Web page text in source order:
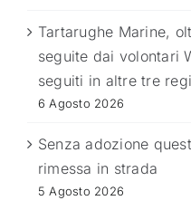
Tartarughe Marine,
seguite dai volontari
seguiti in altre tre
6 Agosto 2026
Senza adozione
rimessa in strada
5 Agosto 2026